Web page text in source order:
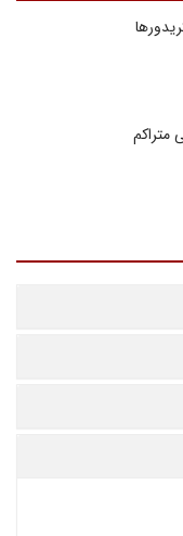
متراکم